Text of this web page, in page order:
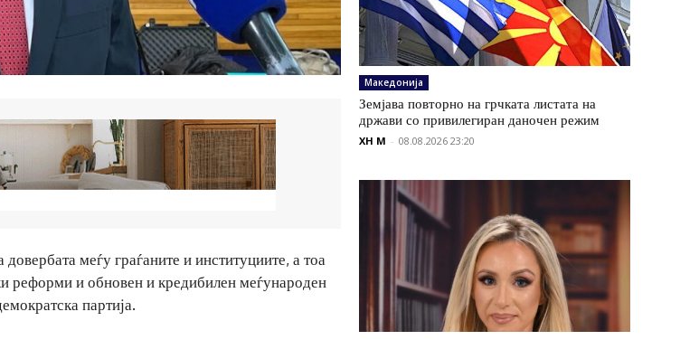
меѓу граѓаните и институциите, а тоа
реформи и обновен и кредибилен меѓународен
партија.
Македонија
Земјава повторно на грчката листата на
држави со привилегиран даночен режим
XH M - 08.08.2026 23:20